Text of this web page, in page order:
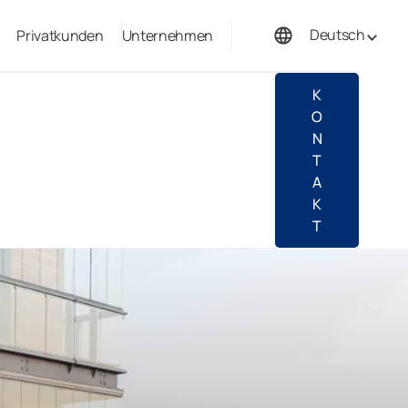
Privatkunden Unternehmen
Deutsch
K
O
N
T
A
K
T